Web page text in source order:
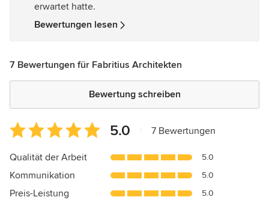
erwartet hatte.
Bewertungen lesen
7 Bewertungen für Fabritius Architekten
Bewertung schreiben
Durchschnittliche
Bewertung:
5
5
Sternen
5.0 7 Bewertungen
Qualität der Arbeit 5.0
Kommunikation 5.0
Preis-Leistung 5.0